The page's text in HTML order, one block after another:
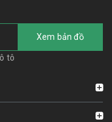
Xem bản đồ
tô